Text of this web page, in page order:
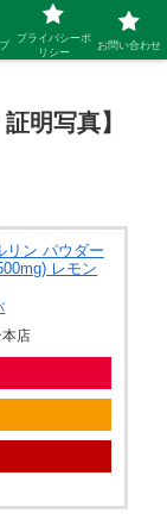
明写真】
リン パウダー
レモン
店
プライバシーポ
リシー
お問い合わせ